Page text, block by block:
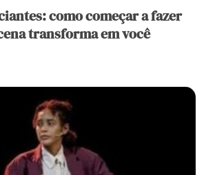
como começar a fazer
transforma em você